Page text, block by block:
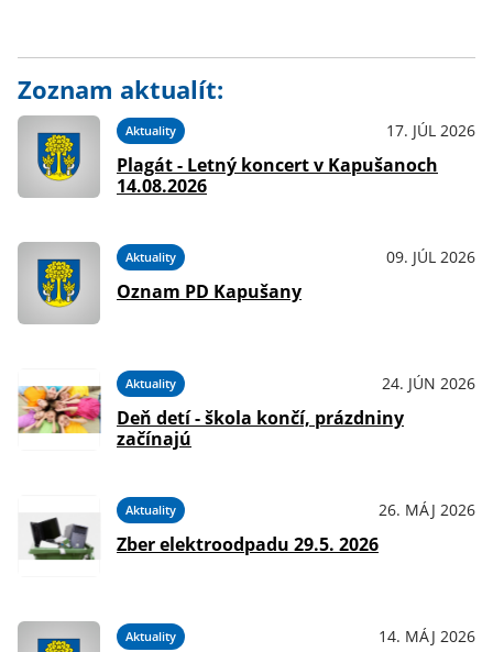
Zoznam aktualít:
Aktuality 17. JÚL 2026
Plagát - Letný koncert v Kapušanoch
14.08.2026
Aktuality 09. JÚL 2026
Oznam PD Kapušany
Aktuality 24. JÚN 2026
Deň detí - škola končí, prázdniny
začínajú
Aktuality 26. MÁJ 2026
Zber elektroodpadu 29.5. 2026
Aktuality 14. MÁJ 2026